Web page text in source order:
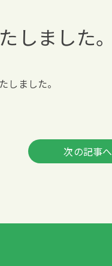
しました。
ました。
次の記事へ